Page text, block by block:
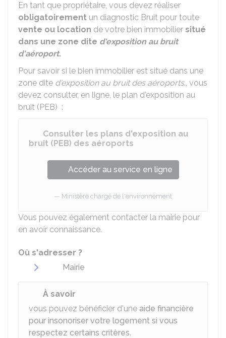
En tant que propriétaire, vous devez réaliser
obligatoirement un diagnostic Bruit pour toute
vente ou location de votre bien immobilier situé
dans une zone dite d'exposition au bruit
d'aéroport.
Pour savoir si le bien immobilier est situé dans une
zone dite d'exposition au bruit des aéroports., vous
devez consulter, en ligne, le plan d'exposition au
bruit (PEB) :
Consulter les plans d'exposition au
bruit (PEB) des aéroports
Accéder au service en ligne
Ministère chargé de l'environnement
Vous pouvez également contacter la mairie pour
en avoir connaissance.
Où s'adresser ?
Mairie
À savoir
vous pouvez bénéficier d'une aide financière
pour insonoriser votre logement si vous
respectez certains critères.